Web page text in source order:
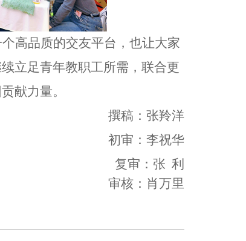
高品质的交友平台，也让大家
立足青年教职工所需，联合更
献力量。
撰稿：张羚洋
初审：李祝华
复审：张 利
审核：肖万里